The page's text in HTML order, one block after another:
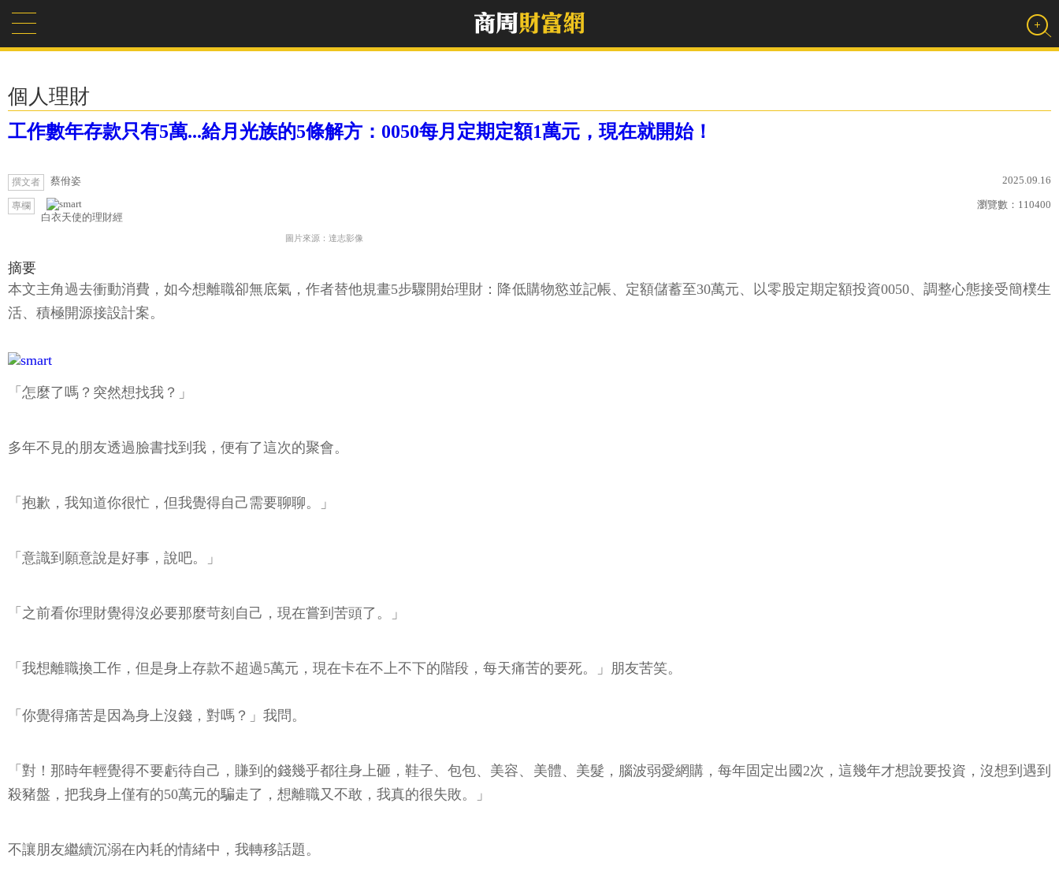
個人理財
工作數年存款只有5萬...給月光族的5條解方：0050每月定期定額1萬元，現在就開始！
撰文者 蔡佾姿 2025.09.16
專欄
白衣天使的理財經
瀏覽數： 110400
圖片來源：達志影像
摘要
本文主角過去衝動消費，如今想離職卻無底氣，作者替他規畫5步驟開始理財：降低購物慾並記帳、定額儲蓄至30萬元、以零股定期定額投資0050、調整心態接受簡樸生
活、積極開源接設計案。
「怎麼了嗎？突然想找我？」
多年不見的朋友透過臉書找到我，便有了這次的聚會。
「抱歉，我知道你很忙，但我覺得自己需要聊聊。」
「意識到願意說是好事，說吧。」
「之前看你理財覺得沒必要那麼苛刻自己，現在嘗到苦頭了。」
「我想離職換工作，但是身上存款不超過5萬元，現在卡在不上不下的階段，每天痛苦的要死。」朋友苦笑。
「你覺得痛苦是因為身上沒錢，對嗎？」我問。
「對！那時年輕覺得不要虧待自己，賺到的錢幾乎都往身上砸，鞋子、包包、美容、美體、美髮，腦波弱愛網購，每年固定出國2次，這幾年才想說要投資，沒想到遇到
殺豬盤，把我身上僅有的50萬元的騙走了，想離職又不敢，我真的很失敗。」
不讓朋友繼續沉溺在內耗的情緒中，我轉移話題。